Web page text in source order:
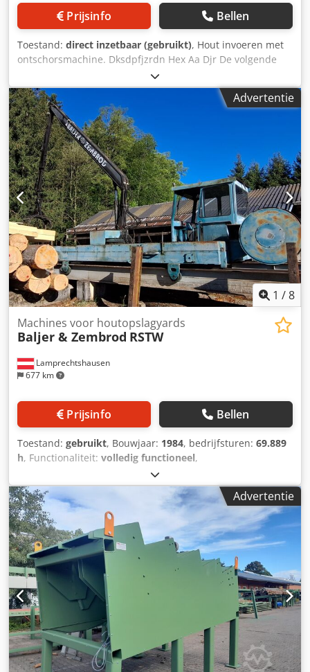
Prijsinfo Bellen
Toestand: direct inzetbaar (gebruikt), Hout invoeren met
ontschorsmachine. Dksdpfjzrdn Hex Aa Djr De volgende
onderdelen zijn inbegrepen: - Houtopslagplatform met
hellende aanvoer - Invoertransportband -
Ontschorsmachine, type Cambio 73-650 -
Afvoertransportband met houtafschuiver - Transportband
voor schors
Advertentie
1 /8
Lamprechtshausen
677 km
Machines voor houtopslagyards
Baljer & Zembrod RSTW
Prijsinfo Bellen
Toestand: gebruikt, Bouwjaar: 1984, bedrijfsturen: 69.889
h, Functionaliteit: volledig functioneel,
620
13.000 mm, draagvermogen:1.250 kg, spoorbreedte:3.000
mm, Uitrusting:
, Te koop in opdracht van klant: een
RSTW bouwjaar 1984. Voorzien van een Jonsered-kraan
met 13 m bereik. De machine functioneert goed en kan
bezichtigd worden. Dkodpfxey Ry Rqs Aa Dor
Advertentie